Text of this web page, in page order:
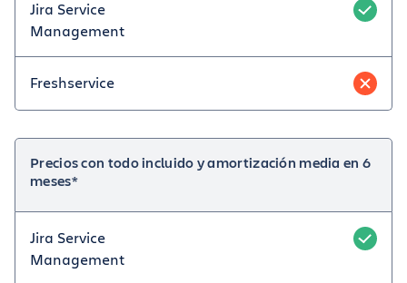
Jira Service
Management
Freshservice
Precios con todo incluido y amortización media en 6
meses*
Jira Service
Management